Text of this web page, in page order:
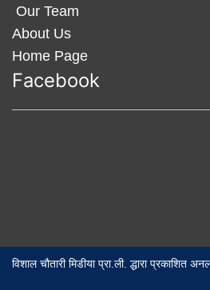
Our Team
About Us
Home Page
Facebook
विशाल चौतारी मिडीया प्रा.ली. द्धारा प्रकाशित